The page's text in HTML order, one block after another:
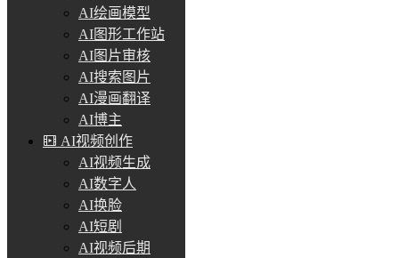
AI绘画模型
AI图形工作站
AI图片审核
AI搜索图片
AI漫画翻译
AI博主
AI视频创作
AI视频生成
AI数字人
AI换脸
AI短剧
AI视频后期